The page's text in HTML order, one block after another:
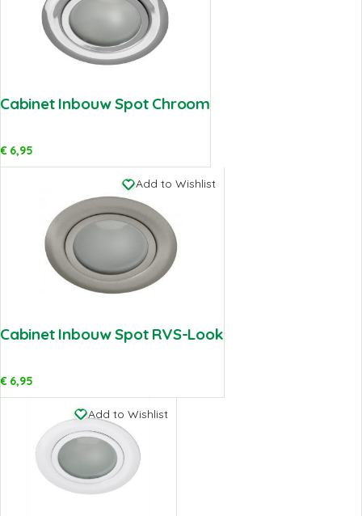
Cabinet Inbouw Spot Chroom
€6,95
Add to Wishlist
Cabinet Inbouw Spot RVS-Look
€6,95
Add to Wishlist